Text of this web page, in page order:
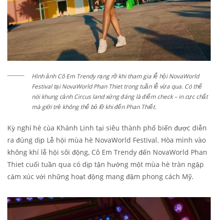
Hình ảnh Cô Em Trendy rạng rỡ khi tham gia lễ hội NovaWorld
Festival tại NovaWorld Phan Thiet trong tuần lễ vừa qua. Có thể
nói khung cảnh Circus land xứng đáng là điểm check – in cực chất
mà giới trẻ không thể bỏ lỡ khi đến Phan Thiết.
Kỳ nghỉ hè của Khánh Linh tại siêu thành phố biển được diễn
ra đúng dịp Lễ hội mùa hè NovaWorld Festival. Hòa mình vào
không khí lễ hội sôi động, Cô Em Trendy đến NovaWorld Phan
Thiet cuối tuần qua có dịp tận hưởng một mùa hè tràn ngập
cảm xúc với những hoạt động mang đậm phong cách Mỹ.